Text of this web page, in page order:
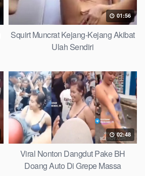
01:56
Squirt Muncrat Kejang-Kejang Akibat
Ulah Sendiri
02:48
Viral Nonton Dangdut Pake BH
Doang Auto Di Grepe Massa